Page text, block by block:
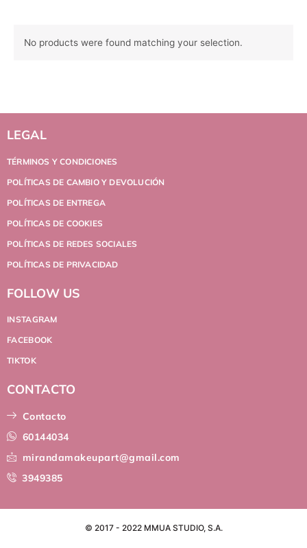
No products were found matching your selection.
LEGAL
TÉRMINOS Y CONDICIONES
POLÍTICAS DE CAMBIO Y DEVOLUCIÓN
POLÍTICAS DE ENTREGA
POLÍTICAS DE COOKIES
POLÍTICAS DE REDES SOCIALES
POLÍTICAS DE PRIVACIDAD
FOLLOW US
INSTAGRAM
FACEBOOK
TIKTOK
CONTACTO
Contacto
60144034
mirandamakeupart@gmail.com
3949385
© 2017 - 2022 MMUA STUDIO, S.A.